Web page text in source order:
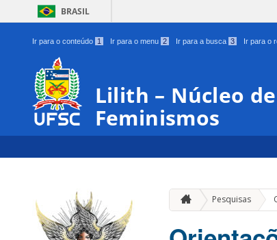
BRASIL
Ir para o conteúdo 1 Ir para o menu 2 Ir para a busca 3 Ir para o
Lilith – Núcleo
Feminismos
Pesquisas